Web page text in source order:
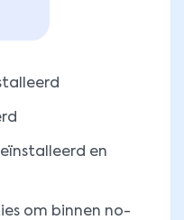
en
om binnen no-